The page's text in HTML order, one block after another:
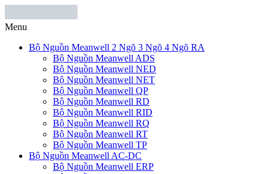
Menu
Bộ Nguồn Meanwell 2 Ngõ 3 Ngõ 4 Ngõ RA
Bộ Nguồn Meanwell ADS
Bộ Nguồn Meanwell NED
Bộ Nguồn Meanwell NET
Bộ Nguồn Meanwell QP
Bộ Nguồn Meanwell RD
Bộ Nguồn Meanwell RID
Bộ Nguồn Meanwell RQ
Bộ Nguồn Meanwell RT
Bộ Nguồn Meanwell TP
Bộ Nguồn Meanwell AC-DC
Bộ Nguồn Meanwell ERP